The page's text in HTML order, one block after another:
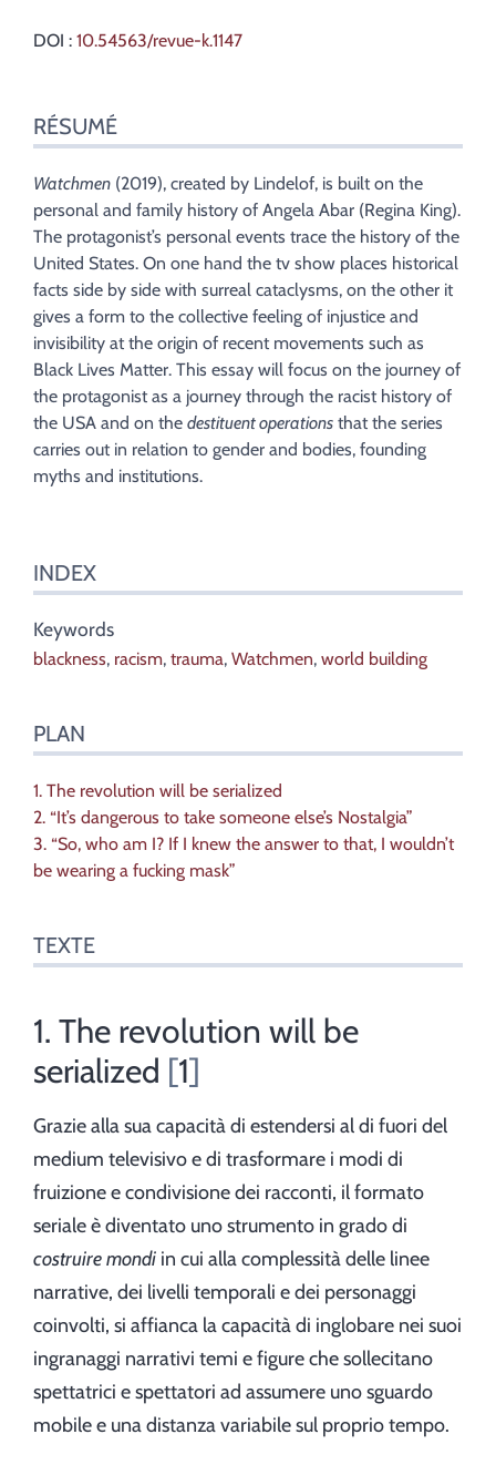
DOI : 10.54563/revue-k.1147
Index
Plan
Texte
Bibliographie
Notes
Citer cet article
Auteur
RÉSUMÉ
Watchmen (2019), created by Lindelof, is built on the
personal and family history of Angela Abar (Regina King).
The protagonist’s personal events trace the history of the
United States. On one hand the tv show places historical
facts side by side with surreal cataclysms, on the other it
gives a form to the collective feeling of injustice and
invisibility at the origin of recent movements such as
Black Lives Matter. This essay will focus on the journey of
the protagonist as a journey through the racist history of
the USA and on the destituent operations that the series
carries out in relation to gender and bodies, founding
myths and institutions.
INDEX
Keywords
blackness, racism, trauma, Watchmen, world building
PLAN
1. The revolution will be serialized
2. “It’s dangerous to take someone else’s Nostalgia”
3. “So, who am I? If I knew the answer to that, I wouldn’t
be wearing a fucking mask”
TEXTE
1. The revolution will be
serialized 1
Grazie alla sua capacità di estendersi al di fuori del
medium televisivo e di trasformare i modi di
fruizione e condivisione dei racconti, il formato
seriale è diventato uno strumento in grado di
costruire mondi in cui alla complessità delle linee
narrative, dei livelli temporali e dei personaggi
coinvolti, si affianca la capacità di inglobare nei suoi
ingranaggi narrativi temi e figure che sollecitano
spettatrici e spettatori ad assumere uno sguardo
mobile e una distanza variabile sul proprio tempo.